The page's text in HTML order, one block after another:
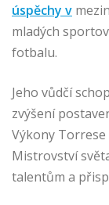
úspěchy v
mladých
fotbalu.
Jeho vůdčí
zvýšení
Výkony Torrese
Mistrovství
talentům a